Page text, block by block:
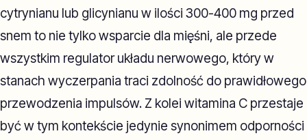
cytrynianu lub glicynianu w ilości 300-400 mg przed
snem to nie tylko wsparcie dla mięśni, ale przede
wszystkim regulator układu nerwowego, który w
stanach wyczerpania traci zdolność do prawidłowego
przewodzenia impulsów. Z kolei witamina C przestaje
być w tym kontekście jedynie synonimem